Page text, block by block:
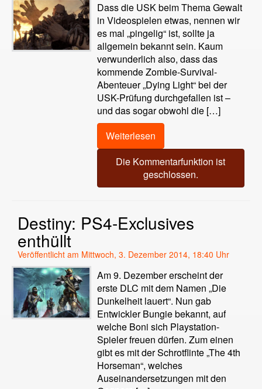
Dass die USK beim Thema Gewalt
in Videospielen etwas, nennen wir
es mal „pingelig“ ist, sollte ja
allgemein bekannt sein. Kaum
verwunderlich also, dass das
kommende Zombie-Survival-
Abenteuer „Dying Light“ bei der
USK-Prüfung durchgefallen ist –
und das sogar obwohl die […]
Weiterlesen
Die Kommentarfunktion ist
geschlossen.
Destiny: PS4-Exclusives
enthüllt
Veröffentlicht am Mittwoch, 3. Dezember 2014, 18:40 Uhr
Am 9. Dezember erscheint der
erste DLC mit dem Namen „Die
Dunkelheit lauert“. Nun gab
Entwickler Bungie bekannt, auf
welche Boni sich Playstation-
Spieler freuen dürfen. Zum einen
gibt es mit der Schrotflinte „The 4th
Horseman“, welches
Auseinandersetzungen mit den